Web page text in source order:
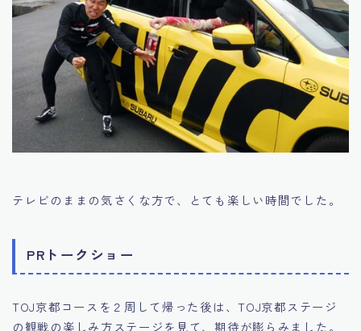
テレビのままの気さくな方で、とても楽しい時間でした。
PRトークショー
TOJ京都コースを２周して帰った後は、TOJ京都ステージ
の観戦の楽しみ方ステージを見て、期待が膨らみました。